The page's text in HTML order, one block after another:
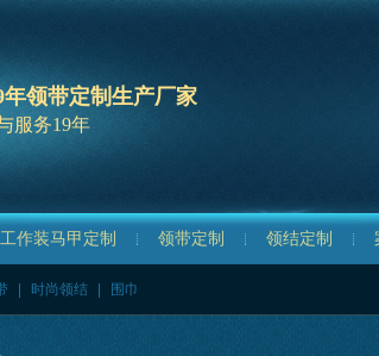
领带定制生产厂家
服务19年
工作装马甲定制 领带定制 领结定制
时尚领结 围巾